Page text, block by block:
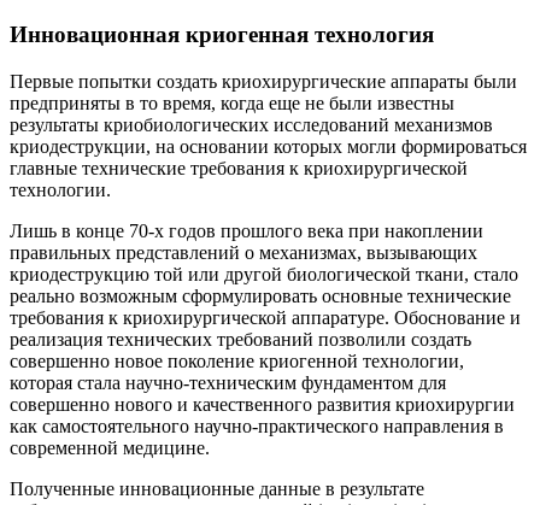
Инновационная криогенная технология
Первые попытки создать криохирургические аппараты были
предприняты в то время, когда еще не были известны
результаты криобиологических исследований механизмов
криодеструкции, на основании которых могли формироваться
главные технические требования к криохирургической
технологии.
Лишь в конце 70-х годов прошлого века при накоплении
правильных представлений о механизмах, вызывающих
криодеструкцию той или другой биологической ткани, стало
реально возможным сформулировать основные технические
требования к криохирургической аппаратуре. Обоснование и
реализация технических требований позволили создать
совершенно новое поколение криогенной технологии,
которая стала научно-техническим фундаментом для
совершенно нового и качественного развития криохирургии
как самостоятельного научно-практического направления в
современной медицине.
Полученные инновационные данные в результате